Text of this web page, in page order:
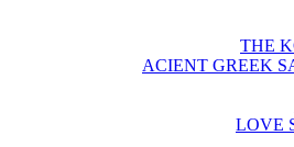
THE
ACIENT GREEK
LOVE